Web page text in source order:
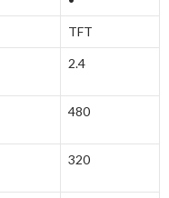
TFT
2.4
480
320